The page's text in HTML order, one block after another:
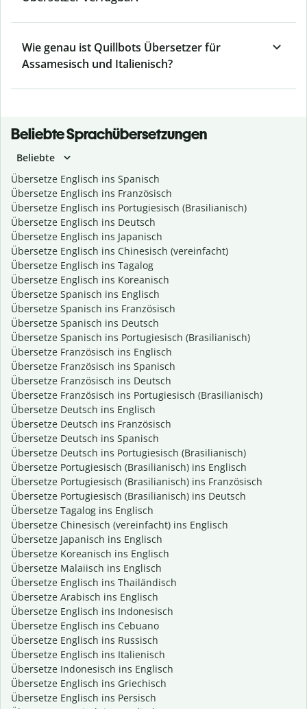
Wie genau ist Quillbots Übersetzer für
Assamesisch und Italienisch?
Beliebte Sprachübersetzungen
Beliebte
Übersetze Englisch ins Spanisch
Übersetze Englisch ins Französisch
Übersetze Englisch ins Portugiesisch (Brasilianisch)
Übersetze Englisch ins Deutsch
Übersetze Englisch ins Japanisch
Übersetze Englisch ins Chinesisch (vereinfacht)
Übersetze Englisch ins Tagalog
Übersetze Englisch ins Koreanisch
Übersetze Spanisch ins Englisch
Übersetze Spanisch ins Französisch
Übersetze Spanisch ins Deutsch
Übersetze Spanisch ins Portugiesisch (Brasilianisch)
Übersetze Französisch ins Englisch
Übersetze Französisch ins Spanisch
Übersetze Französisch ins Deutsch
Übersetze Französisch ins Portugiesisch (Brasilianisch)
Übersetze Deutsch ins Englisch
Übersetze Deutsch ins Französisch
Übersetze Deutsch ins Spanisch
Übersetze Deutsch ins Portugiesisch (Brasilianisch)
Übersetze Portugiesisch (Brasilianisch) ins Englisch
Übersetze Portugiesisch (Brasilianisch) ins Französisch
Übersetze Portugiesisch (Brasilianisch) ins Deutsch
Übersetze Tagalog ins Englisch
Übersetze Chinesisch (vereinfacht) ins Englisch
Übersetze Japanisch ins Englisch
Übersetze Koreanisch ins Englisch
Übersetze Malaiisch ins Englisch
Übersetze Englisch ins Thailändisch
Übersetze Arabisch ins Englisch
Übersetze Englisch ins Indonesisch
Übersetze Englisch ins Cebuano
Übersetze Englisch ins Russisch
Übersetze Englisch ins Italienisch
Übersetze Indonesisch ins Englisch
Übersetze Englisch ins Griechisch
Übersetze Englisch ins Persisch